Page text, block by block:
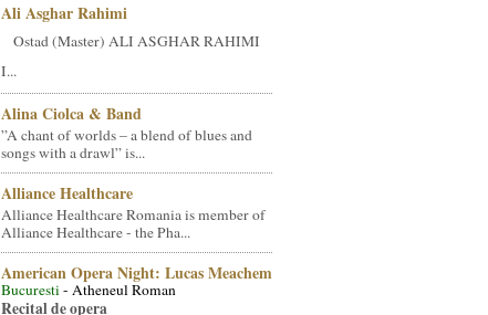
Ali Asghar Rahimi
Ostad (Master) ALI ASGHAR RAHIMI
I...
Alina Ciolca & Band
”A chant of worlds – a blend of blues and
songs with a drawl” is...
Alliance Healthcare
Alliance Healthcare Romania is member of
Alliance Healthcare - the Pha...
American Opera Night: Lucas Meachem
Bucuresti- Atheneul Roman
Recital de opera